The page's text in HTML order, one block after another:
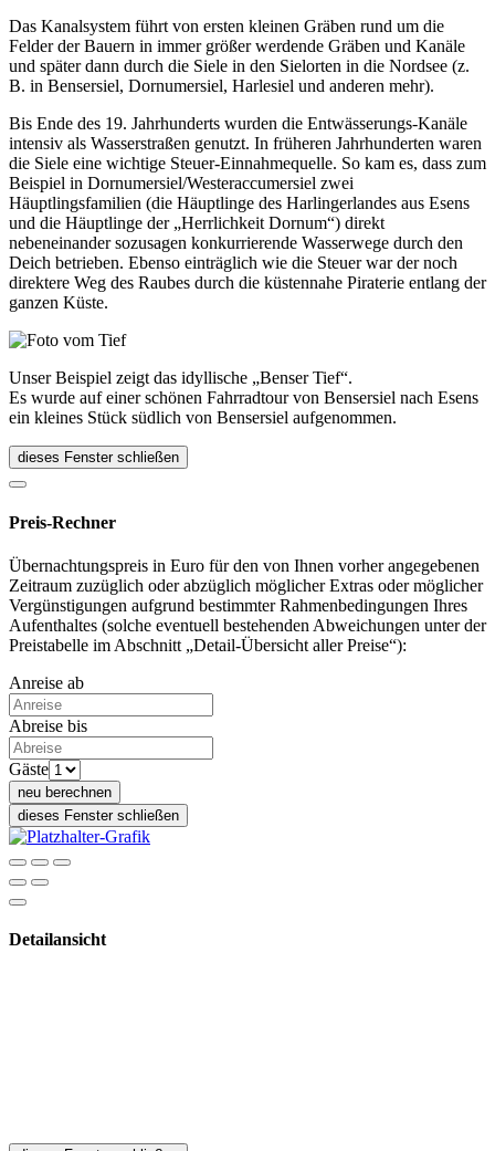
Das Kanalsystem führt von ersten kleinen Gräben rund um die
Felder der Bauern in immer größer werdende Gräben und Kanäle
und später dann durch die Siele in den Sielorten in die Nordsee (z.
B. in Bensersiel, Dornumersiel, Harlesiel und anderen mehr).
Bis Ende des 19. Jahrhunderts wurden die Entwässerungs-Kanäle
intensiv als Wasserstraßen genutzt. In früheren Jahrhunderten waren
die Siele eine wichtige Steuer-Einnahmequelle. So kam es, dass zum
Beispiel in Dornumersiel/Westeraccumersiel zwei
Häuptlingsfamilien (die Häuptlinge des Harlingerlandes aus Esens
und die Häuptlinge der „Herrlichkeit Dornum“) direkt
nebeneinander sozusagen konkurrierende Wasserwege durch den
Deich betrieben. Ebenso einträglich wie die Steuer war der noch
direktere Weg des Raubes durch die küstennahe Piraterie entlang der
ganzen Küste.
Unser Beispiel zeigt das idyllische „Benser Tief“.
Es wurde auf einer schönen Fahrradtour von Bensersiel nach Esens
ein kleines Stück südlich von Bensersiel aufgenommen.
dieses Fenster schließen
Preis-Rechner
Übernachtungspreis in Euro für den von Ihnen vorher angegebenen
Zeitraum zuzüglich oder abzüglich möglicher Extras oder möglicher
Vergünstigungen aufgrund bestimmter Rahmenbedingungen Ihres
Aufenthaltes (solche eventuell bestehenden Abweichungen unter der
Preistabelle im Abschnitt „Detail-Übersicht aller Preise“):
Anreise ab
Abreise bis
Gäste
neu berechnen
dieses Fenster schließen
Detailansicht